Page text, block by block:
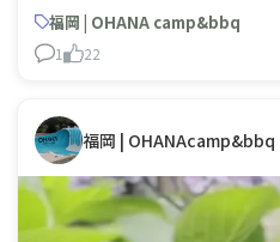
雲間からの綺麗な夕陽が見れ
た。
福岡 | OHANA camp&bbq
1 22
福岡 | OHANAcamp&bbq